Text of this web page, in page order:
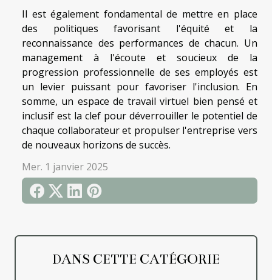
DANS CETTE CATÉGORIE
Il est également fondamental de mettre en place
des politiques favorisant l'équité et la
reconnaissance des performances de chacun. Un
management à l'écoute et soucieux de la
progression professionnelle de ses employés est
un levier puissant pour favoriser l'inclusion. En
somme, un espace de travail virtuel bien pensé et
inclusif est la clef pour déverrouiller le potentiel de
chaque collaborateur et propulser l'entreprise vers
de nouveaux horizons de succès.
Mer. 1 janvier 2025